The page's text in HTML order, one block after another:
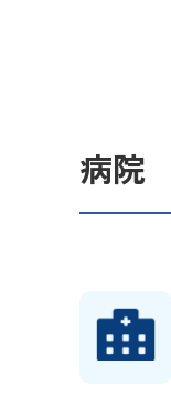
病院